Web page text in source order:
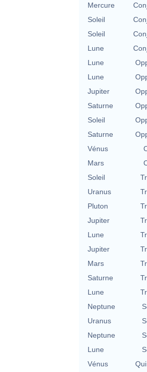
Mercure
Soleil
Soleil
Lune
Lune
Lune
Jupiter
Saturne
Soleil
Saturne
Vénus
Mars
Soleil
Uranus
Pluton
Jupiter
Lune
Jupiter
Mars
Saturne
Lune
Neptune
Uranus
Neptune
Lune
Vénus